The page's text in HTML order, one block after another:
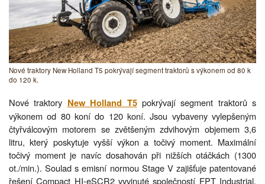
Nové traktory New Holland T5 pokrývají segment traktorů s výkonem od 80 k
do 120 k.
Nové traktory New Holland T5pokrývají segment traktorů s
výkonem od 80 koní do 120 koní. Jsou vybaveny vylepšeným
čtyřválcovým motorem se zvětšeným zdvihovým objemem 3,6
litru, který poskytuje vyšší výkon a točivý moment. Maximální
točivý moment je navíc dosahován při nižších otáčkách (1300
ot./min.). Soulad s emisní normou Stage V zajišťuje patentované
řešení Compact HI-eSCR2 vyvinuté společností FPT Industrial.